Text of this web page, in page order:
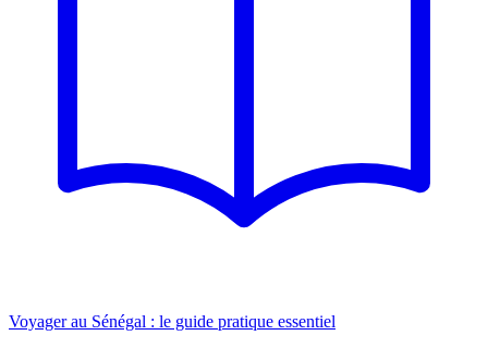
Voyager au Sénégal : le guide pratique essentiel